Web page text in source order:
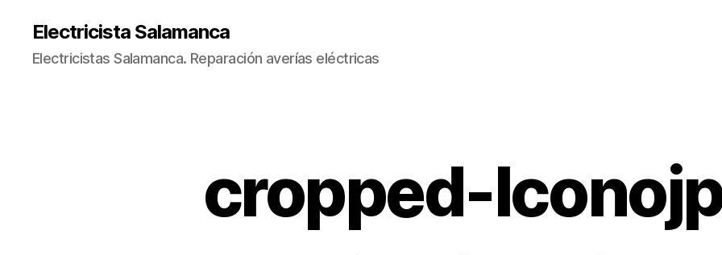
Electricista Salamanca
Electricistas Salamanca. Reparación averías eléctricas
cropped-